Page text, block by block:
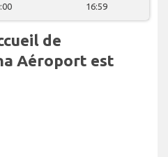
16:59
de
Aéroport est